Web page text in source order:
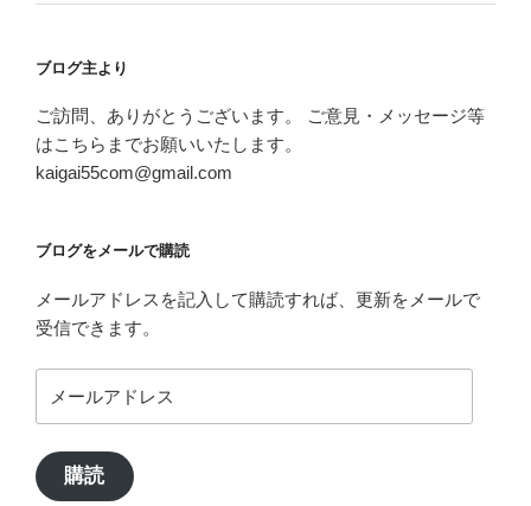
ブログ主より
ご訪問、ありがとうございます。 ご意見・メッセージ等
はこちらまでお願いいたします。
kaigai55com@gmail.com
ブログをメールで購読
メールアドレスを記入して購読すれば、更新をメールで
受信できます。
ー
ア
ド
購読